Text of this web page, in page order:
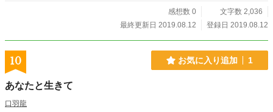
感想数 0
文字数 2,036
最終更新日 2019.08.12
登録日 2019.08.12
10 お気に入り追加 1
あなたと生きて
口羽龍